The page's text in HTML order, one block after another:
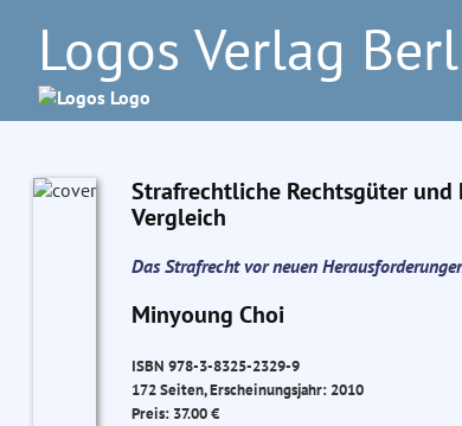
Logos Verlag
Strafrechtliche Rechtsgüter
Vergleich
Das Strafrecht vor neuen
Minyoung Choi
ISBN 978-3-8325-2329-9
172 Seiten, Erscheinungsjahr: 2010
Preis: 37.00 €